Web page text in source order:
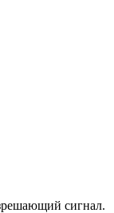
сигнал.